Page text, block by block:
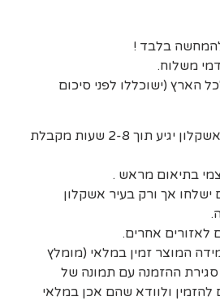
בלבד !
משלוח.
הארץ (ישוכללו לפני סיכום
*משלוחי בלונים בעיר אשקלון יגיע תוך 2-8 שעות מקבלת
בתיאום מראש .
ישלחו אך ורק בעיר אשקלון
לאזורים אחרים.
המוצר זמין במלאי (מומלץ
ההזמנה עם תמונה של
ולוודא שהם אכן במלאי